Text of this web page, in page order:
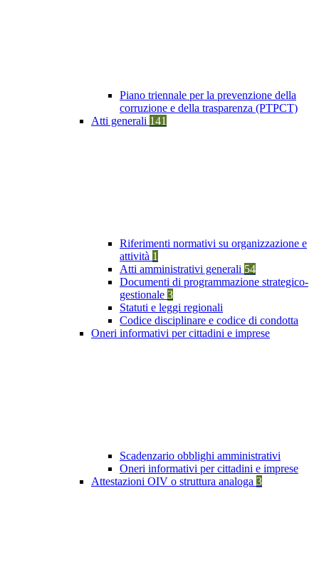
Piano triennale per la prevenzione della
corruzione e della trasparenza (PTPCT)
Atti generali 141
Riferimenti normativi su organizzazione e
attività 1
Atti amministrativi generali 54
Documenti di programmazione strategico-
gestionale 3
Statuti e leggi regionali
Codice disciplinare e codice di condotta
Oneri informativi per cittadini e imprese
Scadenzario obblighi amministrativi
Oneri informativi per cittadini e imprese
Attestazioni OIV o struttura analoga 3